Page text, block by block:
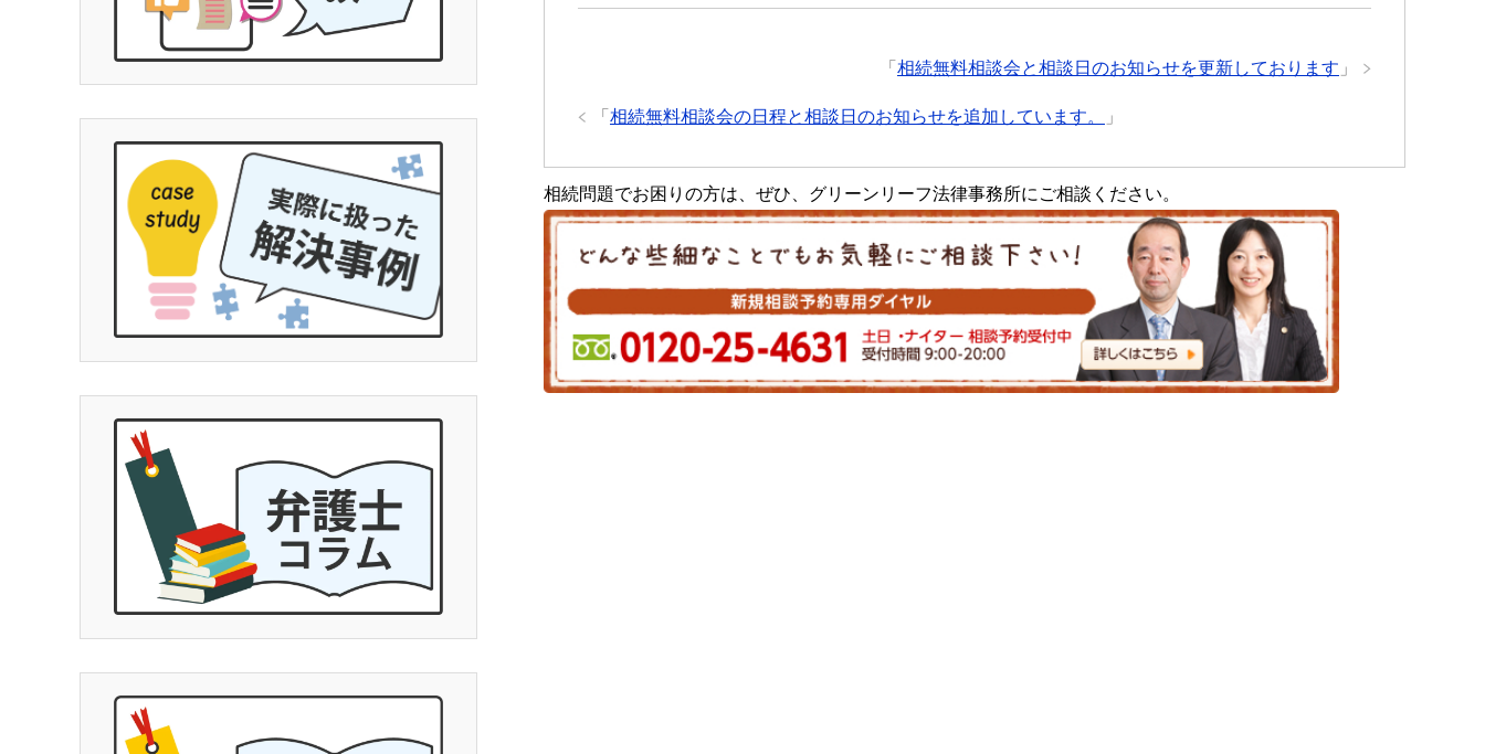
「 相続無料相談会と相談日のお知らせを更新しております 」
「 相続無料相談会の日程と相談日のお知らせを追加しています。 」
相続問題でお困りの方は、ぜひ、グリーンリーフ法律事務所にご相談ください。